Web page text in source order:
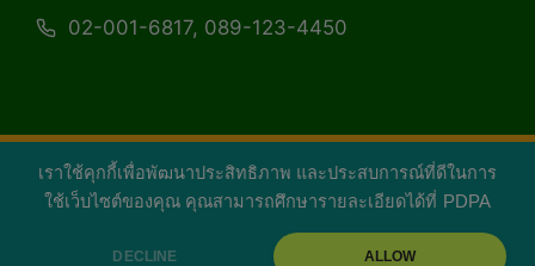
เราใช้คุกกี้เพื่อพัฒนาประสิทธิภาพ และประสบการณ์ที่ดีในการ
ใช้เว็บไซต์ของคุณ คุณสามารถศึกษารายละเอียดได้ที่ PDPA
DECLINE ALLOW
02-001-6817, 089-123-4450
Copyright 2026 — Green Life Plus mag | กรีน
ไลฟ์พลัส หนังสือมีชีวิต